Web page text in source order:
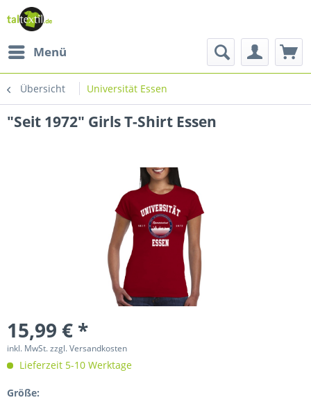
Menü
Übersicht Universität Essen
"Seit 1972" Girls T-Shirt Essen
15,99 € *
inkl. MwSt.zzgl. Versandkosten
Lieferzeit 5-10 Werktage
Größe: